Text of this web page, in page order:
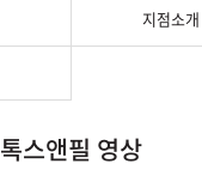
지점소
톡스앤필 영상